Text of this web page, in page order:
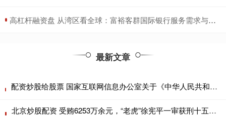
​高杠杆融资盘 从湾区看全球：富裕客群国际银行服务需求与趋势洞察
最新文章
配资炒股给股票 国家互联网信息办公室关于《中华人民共和国反网络暴力法（征求意见稿）》公开征求意见的通知
北京炒股配资 受贿6253万余元，“老虎”徐宪平一审获刑十五年！曾任湖南省委常委